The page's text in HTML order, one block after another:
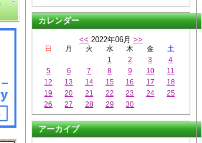
カレンダー
<< 2022年06月 >>
日 月 火 水 木 金
土
1
2 3
4
5
6 7 8 9 10
11
12
13 14 15 16 17
18
19
20 21 22 23 24
25
26
27 28 29 30
アーカイブ